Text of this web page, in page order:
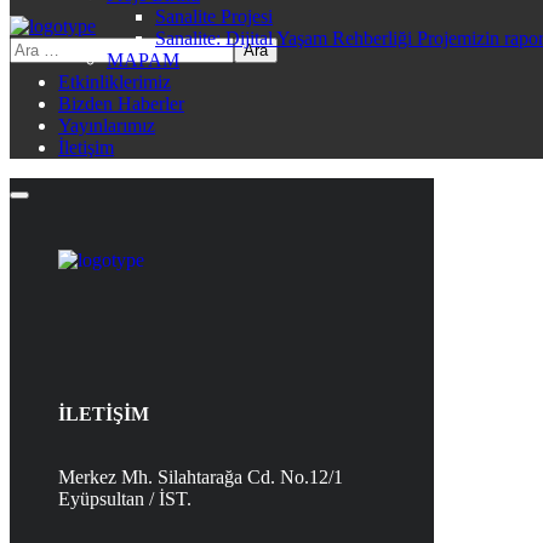
Sanalite Projesi
Sanalite: Dijital Yaşam Rehberliği Projemizin
MAPAM
Etkinliklerimiz
Bizden Haberler
Yayınlarımız
İletişim
İLETİŞİM
Merkez Mh. Silahtarağa Cd. No.12/1
Eyüpsultan / İST.